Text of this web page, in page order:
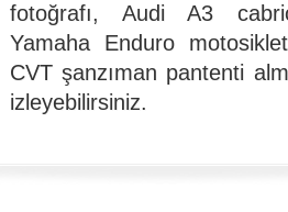
fotoğrafı, Audi A3
Yamaha Enduro
CVT şanzıman pantenti
izleyebilirsiniz.